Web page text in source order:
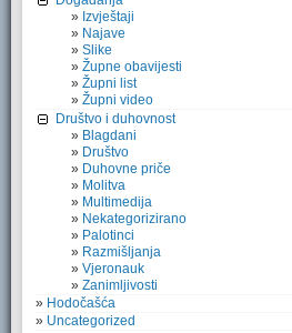
Izvještaji
Najave
Slike
Župne obavijesti
Župni list
Župni video
Društvo i duhovnost
Blagdani
Društvo
Duhovne priče
Molitva
Multimedija
Nekategorizirano
Palotinci
Razmišljanja
Vjeronauk
Zanimljivosti
Hodočašća
Uncategorized